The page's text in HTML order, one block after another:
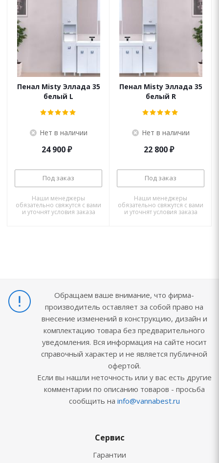
Пенал Misty Эллада 35
белый L
Нет в наличии
24 900₽
Под заказ
Наши менеджеры
обязательно свяжутся с вами
и уточнят условия заказа
Пенал Misty Эллада 35
белый R
Нет в наличии
22 800₽
Под заказ
Наши менеджеры
обязательно свяжутся с вами
и уточнят условия заказа
Обращаем ваше внимание, что фирма-
производитель оставляет за собой право на
внесение изменений в конструкцию, дизайн и
комплектацию товара без предварительного
уведомления. Вся информация на сайте носит
справочный характер и не является публичной
офертой.
Если вы нашли неточность или у вас есть другие
комментарии по описанию товаров - просьба
сообщить на info@vannabest.ru
Сервис
Гарантии